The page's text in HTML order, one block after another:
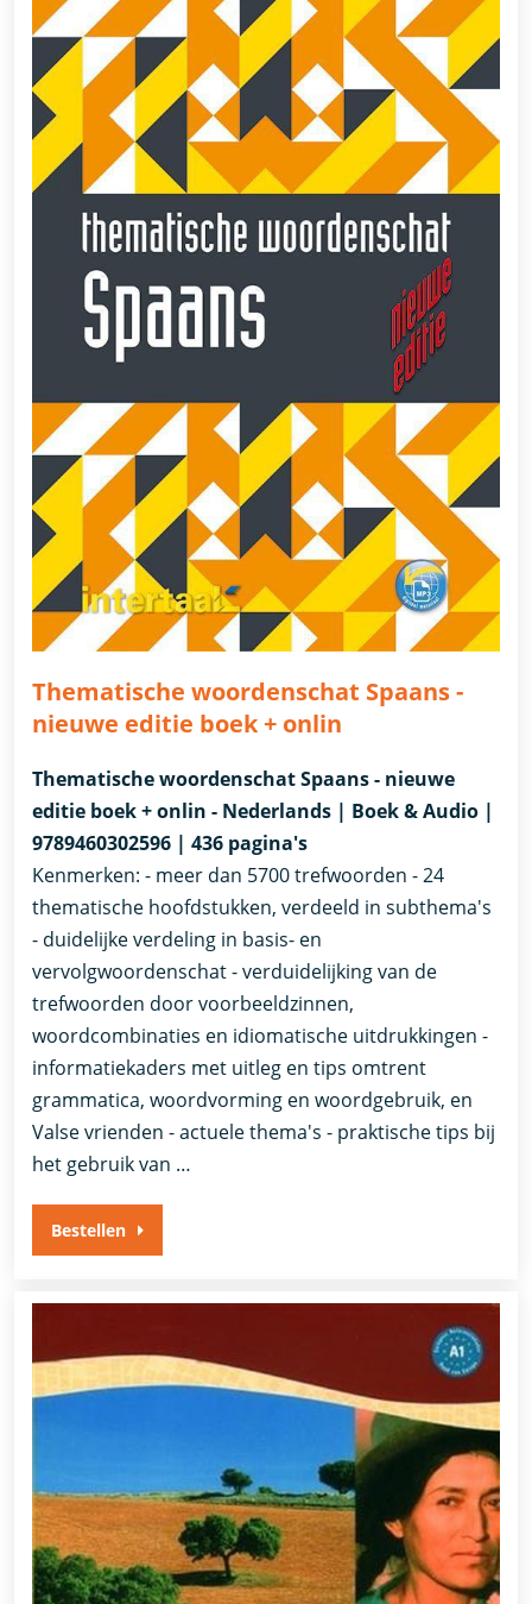
Thematische woordenschat Spaans -
nieuwe editie boek + onlin
Thematische woordenschat Spaans - nieuwe
editie boek + onlin - Nederlands | Boek & Audio |
9789460302596 | 436 pagina's
Kenmerken: - meer dan 5700 trefwoorden - 24
thematische hoofdstukken, verdeeld in subthema's
- duidelijke verdeling in basis- en
vervolgwoordenschat - verduidelijking van de
trefwoorden door voorbeeldzinnen,
woordcombinaties en idiomatische uitdrukkingen -
informatiekaders met uitleg en tips omtrent
grammatica, woordvorming en woordgebruik, en
Valse vrienden - actuele thema's - praktische tips bij
het gebruik van …
Bestellen